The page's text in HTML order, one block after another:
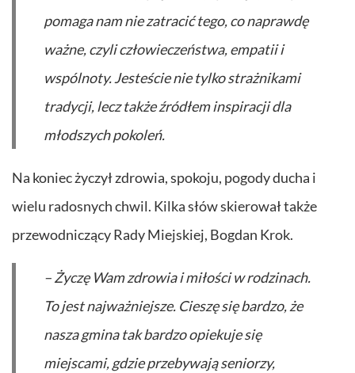
pomaga nam nie zatracić tego, co naprawdę
ważne, czyli człowieczeństwa, empatii i
wspólnoty. Jesteście nie tylko strażnikami
tradycji, lecz także źródłem inspiracji dla
młodszych pokoleń.
Na koniec życzył zdrowia, spokoju, pogody ducha i
wielu radosnych chwil. Kilka słów skierował także
przewodniczący Rady Miejskiej, Bogdan Krok.
– Życzę Wam zdrowia i miłości w rodzinach.
To jest najważniejsze. Cieszę się bardzo, że
nasza gmina tak bardzo opiekuje się
miejscami, gdzie przebywają seniorzy,